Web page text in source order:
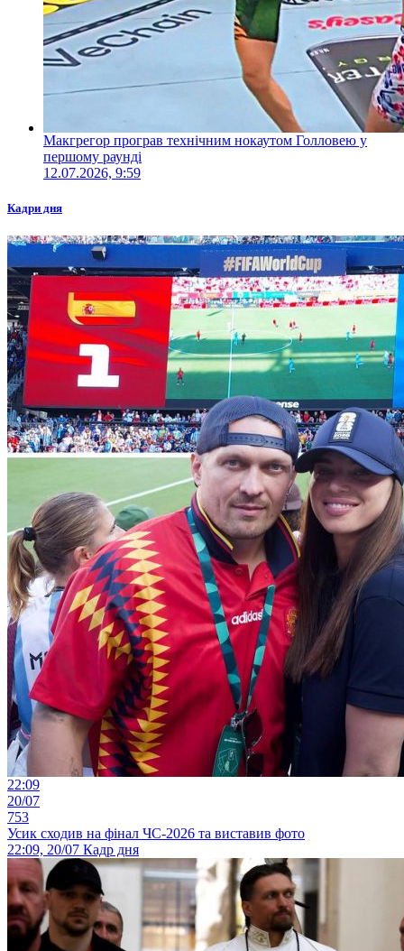
Макгрегор програв технічним нокаутом Голловею у
першому раунді
12.07.2026, 9:59
Кадри дня
22:09
20/07
753
Усик сходив на фінал ЧС-2026 та виставив фото
22:09, 20/07 Кадр дня